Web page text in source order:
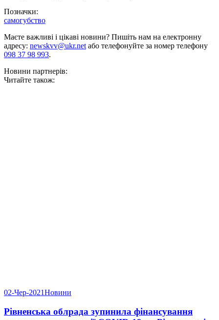
Позначки:
самогубство
Маєте важливі і цікаві новини? Пишіть нам на електронну
адресу: newskvv@ukr.netабо телефонуйте за номер телефону
098 37 98 993.
Новини партнерів:
Читайте також:
02-Чер-2021Новини
Рівненська облрада зупинила фінансування